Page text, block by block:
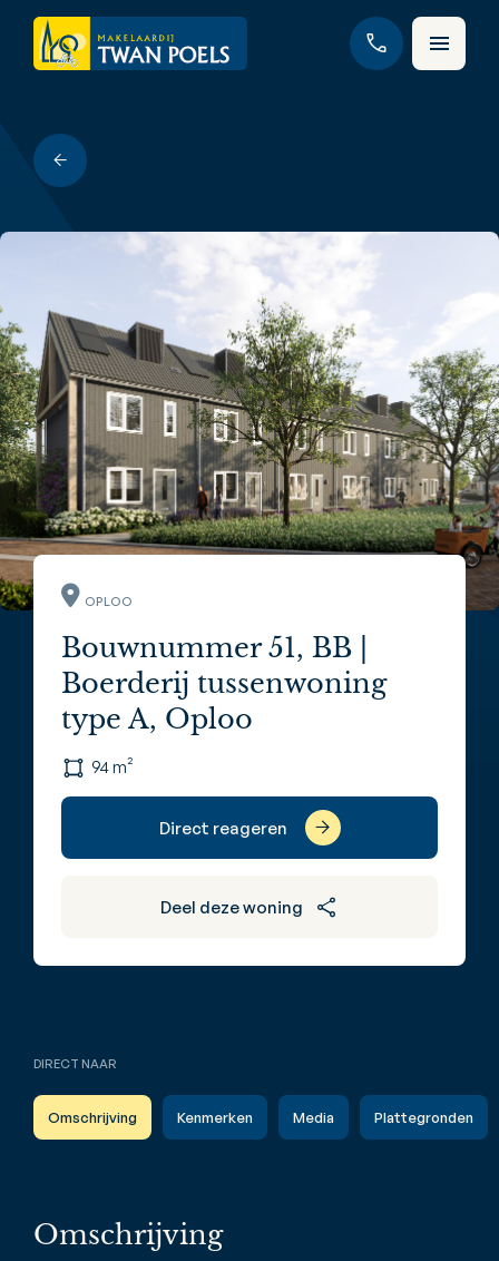
OPLOO
Bouwnummer 51, BB |
Boerderij tussenwoning
type A, Oploo
94 m²
Direct reageren
Deel deze woning
DIRECT NAAR
Omschrijving Kenmerken Media Plattegronden
Omschrijving